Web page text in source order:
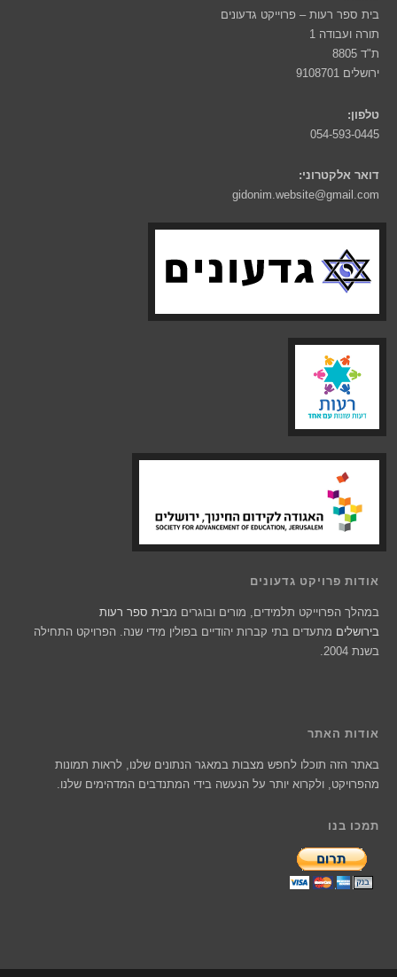
בית ספר רעות – פרוייקט גדעונים
תורה ועבודה 1
ת"ד 8805
ירושלים 9108701
טלפון:
054-593-0445
דואר אלקטרוני:
gidonim.website@gmail.com
אודות פרויקט גדעונים
במהלך הפרוייקט תלמידים, מורים ובוגרים מבית ספר רעות
בירושלים מתעדים בתי קברות יהודיים בפולין מידי שנה. הפרויקט התחילה
בשנת 2004.
אודות האתר
באתר הזה תוכלו לחפש מצבות במאגר הנתונים שלנו, לראות תמונות
מהפרויקט, ולקרוא יותר על הנעשה בידי המתנדבים המדהימים שלנו.
תמכו בנו